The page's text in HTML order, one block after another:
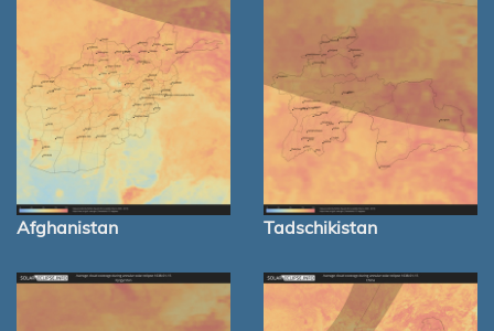
Afghanistan Tadschikistan